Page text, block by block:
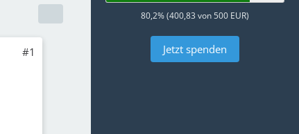
#1
80,2% (400,83 von 500 EUR)
Jetzt spenden